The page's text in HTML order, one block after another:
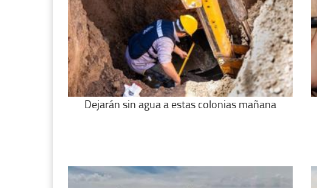
Dejarán sin agua a estas colonias mañana